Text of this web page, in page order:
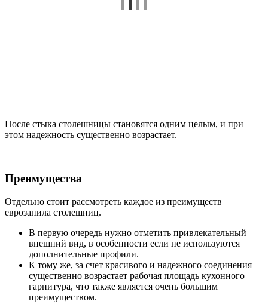
После стыка столешницы становятся одним целым, и при
этом надежность существенно возрастает.
Преимущества
Отдельно стоит рассмотреть каждое из преимуществ
еврозапила столешниц.
В первую очередь нужно отметить привлекательный
внешний вид, в особенности если не используются
дополнительные профили.
К тому же, за счет красивого и надежного соединения
существенно возрастает рабочая площадь кухонного
гарнитура, что также является очень большим
преимуществом.